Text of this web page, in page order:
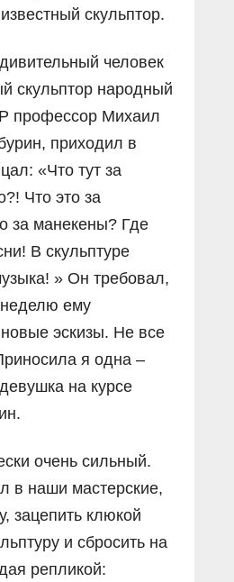
скульптор.
человек
скульптор народный
профессор Михаил
приходил в
«Что тут за
Что это за
за манекены? Где
В скульптуре
» Он требовал,
ему
эскизы. Не все
я одна –
на курсе
очень сильный.
в наши мастерские,
зацепить клюкой
и сбросить на
репликой: